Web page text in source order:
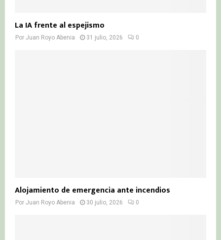
La IA frente al espejismo
Por Juan Royo Abenia 31 julio, 2026 0
Alojamiento de emergencia ante incendios
Por Juan Royo Abenia 30 julio, 2026 0